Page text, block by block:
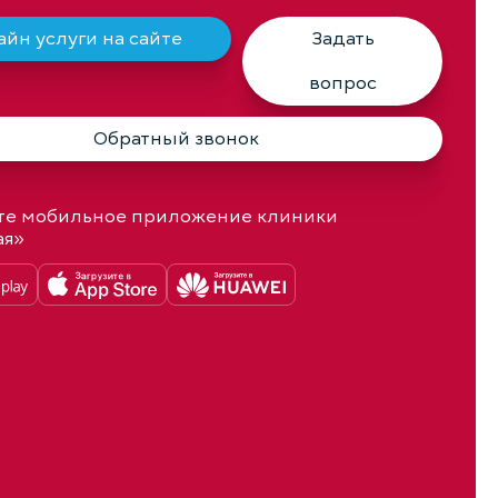
услуги на сайте
Задать
вопрос
Обратный звонок
мобильное приложение клиники